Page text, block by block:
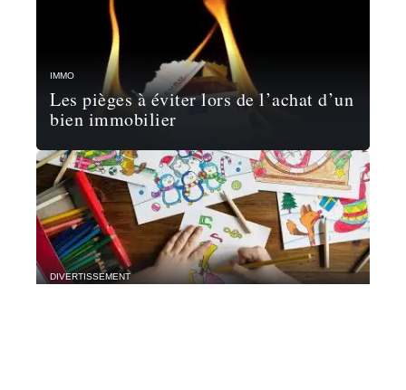
IMMO
Les pièges à éviter lors de l’achat d’un
bien immobilier
DIVERTISSEMENT